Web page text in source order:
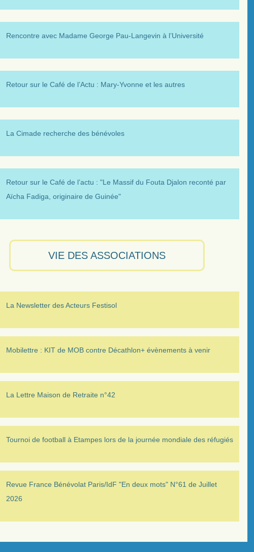
Rencontre avec Madame George Pau-Langevin à l’Université
Retour sur le Café de l’Actu : Mary-Yvonne et les autres
La Cimade recherche des bénévoles
Retour sur le Café de l’actu : "Le Massif du Fouta Djalon reconté par
Aïcha Fadiga, originaire de Guinée"
VIE DES ASSOCIATIONS
La Newsletter des Acteurs Festisol
Mobilettre : KIT de MOB contre Décathlon+ évènements à venir
La Lettre Maison de Retraite n°42
Tournoi de football à Etampes lors de la journée mondiale des réfugiés
Revue France Bénévolat Paris/IdF "En deux mots" N°61 de Juillet
2026